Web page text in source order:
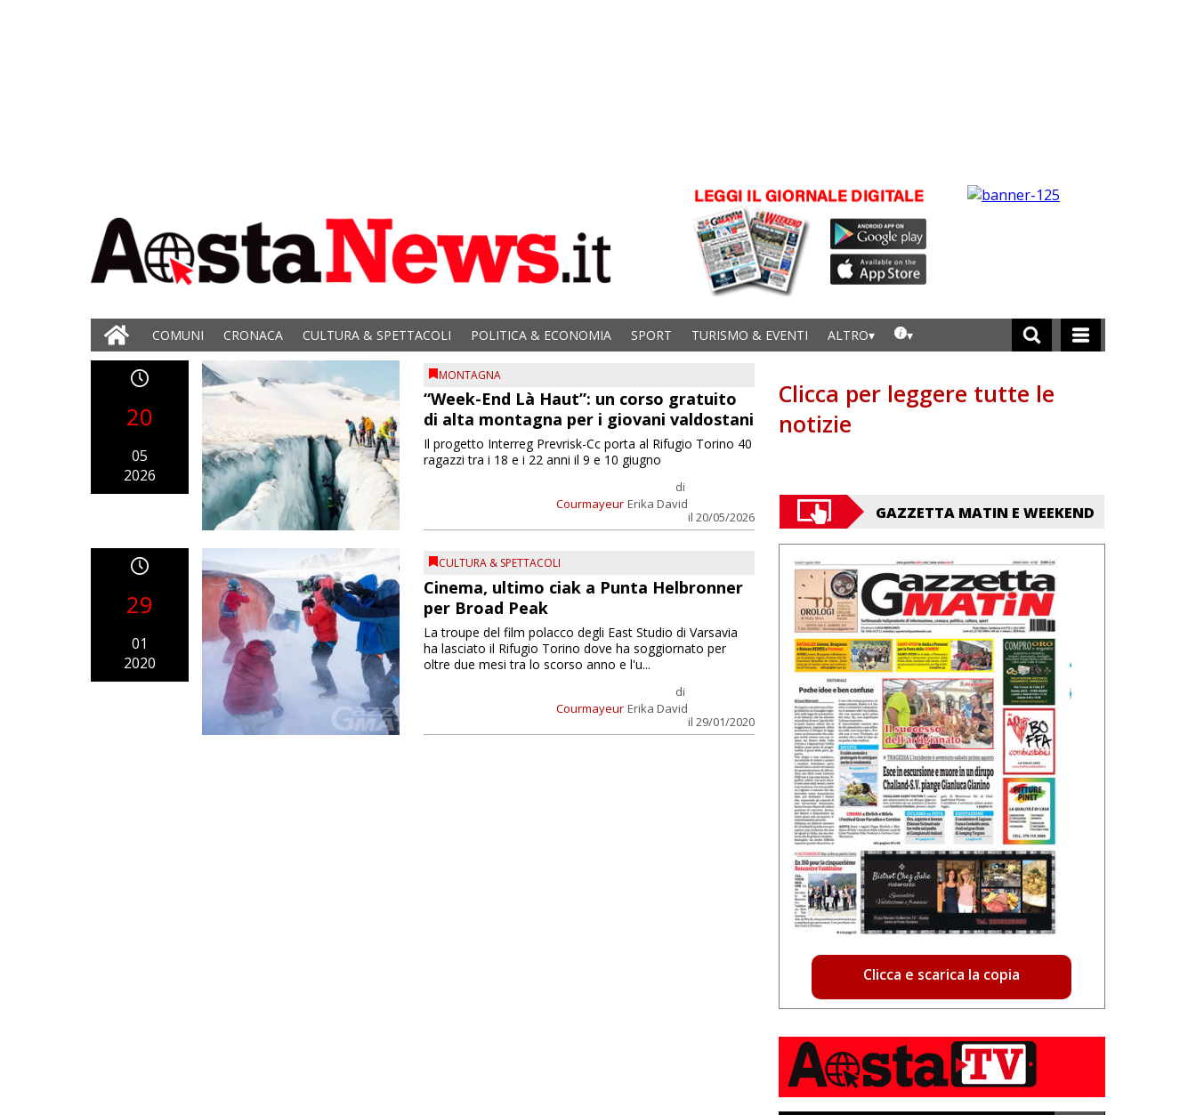
COMUNI CRONACA CULTURA & SPETTACOLI POLITICA & ECONOMIA SPORT TURISMO & EVENTI ALTRO
20
05
2026
MONTAGNA
“Week-End Là Haut”: un corso gratuito
di alta montagna per i giovani valdostani
Courmayeur
di
Erika David
il 20/05/2026
Il progetto Interreg Prevrisk-Cc porta al Rifugio Torino 40
ragazzi tra i 18 e i 22 anni il 9 e 10 giugno
29
01
2020
CULTURA & SPETTACOLI
Cinema, ultimo ciak a Punta Helbronner
per Broad Peak
Courmayeur
di
Erika David
il 29/01/2020
La troupe del film polacco degli East Studio di Varsavia
ha lasciato il Rifugio Torino dove ha soggiornato per
oltre due mesi tra lo scorso anno e l'u...
Clicca per leggere tutte le
notizie
GAZZETTA MATIN E WEEKEND
Clicca e scarica la copia